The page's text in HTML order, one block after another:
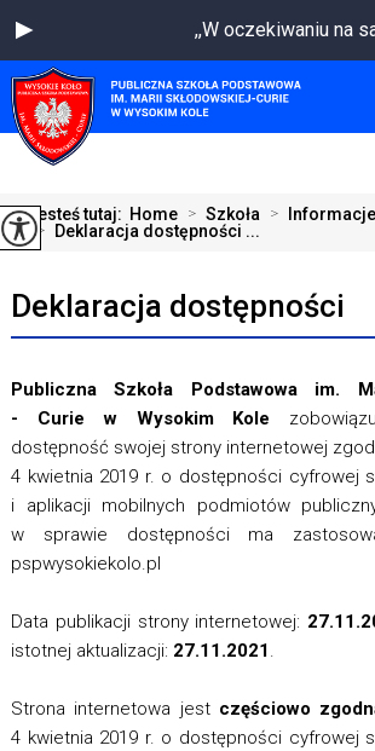
,,W oczekiwaniu na
Jesteś tutaj: Home > Szkoła >
> Deklaracja dostępności ...
Deklaracja dostępności
Publiczna Szkoła Podstawowa im.
- Curie w Wysokim Kole
dostępność swojej strony internetowej
4 kwietnia 2019 r. o dostępności cyfrowej
i aplikacji mobilnych podmiotów
w sprawie dostępności ma
pspwysokiekolo.pl
Data publikacji strony internetowej:
istotnej aktualizacji: 27.11.2021.
Strona internetowa jest częściowo
4 kwietnia 2019 r. o dostępności cyfrowej